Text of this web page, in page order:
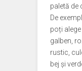
paletă de
De
poți
galben,
rustic,
bej și